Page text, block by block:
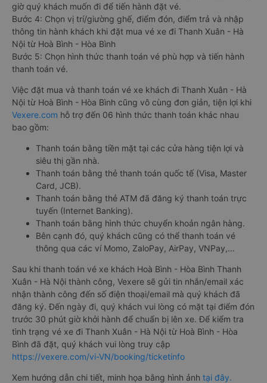
giờ quý khách muốn đi để tiến hành đặt vé.
Bước 4: Chọn vị trí/giường ghế, điểm đón, điểm trả và nhập
thông tin hành khách khi đặt mua vé xe đi Thanh Xuân - Hà
Nội từ Hoà Bình - Hòa Bình
Bước 5: Chọn hình thức thanh toán vé phù hợp và tiến hành
thanh toán vé.
Việc đặt mua và thanh toán vé xe khách đi Thanh Xuân - Hà
Nội từ Hoà Bình - Hòa Bình cũng vô cùng đơn giản, tiện lợi khi
Vexere.com hỗ trợ đến 06 hình thức thanh toán khác nhau
bao gồm:
Thanh toán bằng tiền mặt tại các cửa hàng tiện lợi và
siêu thị gần nhà.
Thanh toán bằng thẻ thanh toán quốc tế (Visa, Master
Card, JCB).
Thanh toán bằng thẻ ATM đã đăng ký thanh toán trực
tuyến (Internet Banking).
Thanh toán bằng hình thức chuyển khoản ngân hàng.
Bên cạnh đó, quý khách cũng có thể thanh toán vé
thông qua các ví Momo, ZaloPay, AirPay, VNPay,…
Sau khi thanh toán vé xe khách Hoà Bình - Hòa Bình Thanh
Xuân - Hà Nội thành công, Vexere sẽ gửi tin nhắn/email xác
nhận thành công đến số điện thoại/email mà quý khách đã
đăng ký. Đến ngày đi, quý khách vui lòng có mặt tại điểm đón
trước 30 phút giờ khởi hành để chuẩn bị lên xe. Để kiểm tra
tình trạng vé xe đi Thanh Xuân - Hà Nội từ Hoà Bình - Hòa
Bình đã đặt, quý khách vui lòng truy cập
https://vexere.com/vi-VN/booking/ticketinfo
Xem hướng dẫn chi tiết, minh họa bằng hình ảnh tại đây.